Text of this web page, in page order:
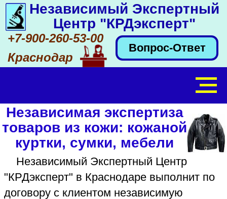
Независимый Экспертный
Центр "КРДэксперт"
+7-900-260-53-00
Краснодар
Вопрос-Ответ
куртки, сумки, мебели
Независимый Экспертный Центр
"КРДэксперт" в Краснодаре выполнит по
договору с клиентом независимую
экспертизу товара из кожи на брак:
кожаной сумки, одежды, кожаного
дивана, кресла или судебную - по
назначению суда. Эксперт Независимого
Экспертного Центра "КРДэксперт" с